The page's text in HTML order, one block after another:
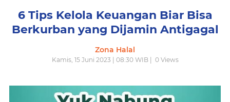
6 Tips Kelola Keuangan Biar Bisa
Berkurban yang Dijamin Antigagal
Zona Halal
Kamis, 15 Juni 2023 | 08:30 WIB | 0Views